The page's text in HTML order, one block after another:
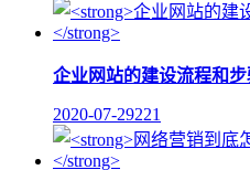
企业网站的建设流程和
2020-07-29221